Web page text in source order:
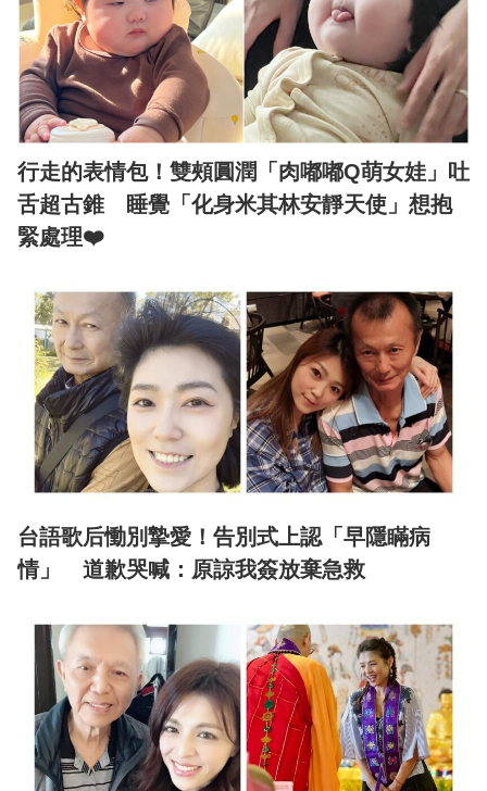
行走的表情包！雙頰圓潤「肉嘟嘟Q萌女娃」吐
舌超古錐 睡覺「化身米其林安靜天使」想抱
緊處理❤️
台語歌后慟別摯愛！告別式上認「早隱瞞病
情」 道歉哭喊：原諒我簽放棄急救